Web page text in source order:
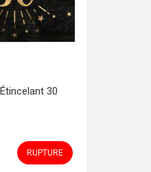
30
RUPTURE